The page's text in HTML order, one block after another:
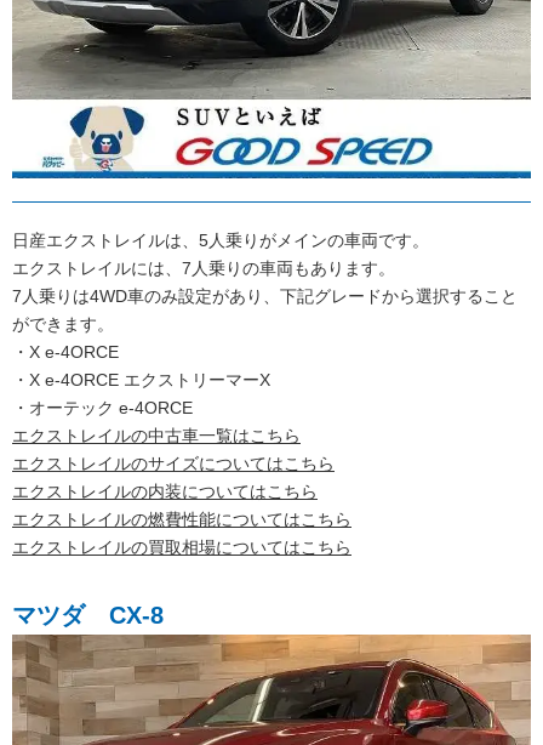
日産エクストレイルは、5人乗りがメインの車両です。
エクストレイルには、7人乗りの車両もあります。
7人乗りは4WD車のみ設定があり、下記グレードから選択すること
ができます。
・X e-4ORCE
・X e-4ORCE エクストリーマーX
・オーテック e-4ORCE
エクストレイルの中古車一覧はこちら
エクストレイルのサイズについてはこちら
エクストレイルの内装についてはこちら
エクストレイルの燃費性能についてはこちら
エクストレイルの買取相場についてはこちら
マツダ CX-8